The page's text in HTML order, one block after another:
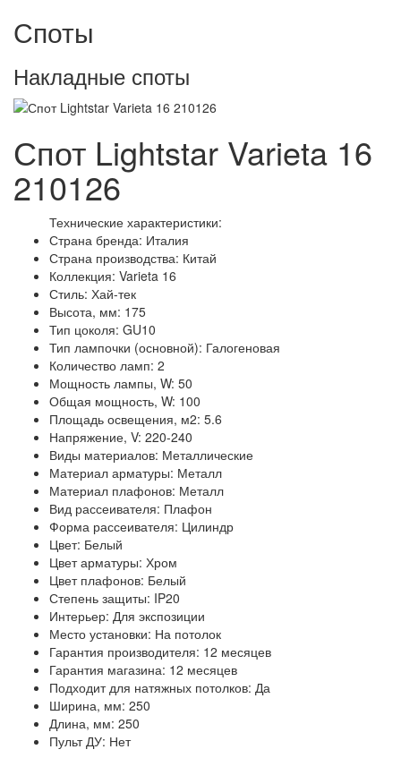
Споты
Накладные споты
Спот Lightstar Varieta 16
210126
Технические характеристики:
Страна бренда: Италия
Страна производства: Китай
Коллекция: Varieta 16
Стиль: Хай-тек
Высота, мм: 175
Тип цоколя: GU10
Тип лампочки (основной): Галогеновая
Количество ламп: 2
Мощность лампы, W: 50
Общая мощность, W: 100
Площадь освещения, м2: 5.6
Напряжение, V: 220-240
Виды материалов: Металлические
Материал арматуры: Металл
Материал плафонов: Металл
Вид рассеивателя: Плафон
Форма рассеивателя: Цилиндр
Цвет: Белый
Цвет арматуры: Хром
Цвет плафонов: Белый
Степень защиты: IP20
Интерьер: Для экспозиции
Место установки: На потолок
Гарантия производителя: 12 месяцев
Гарантия магазина: 12 месяцев
Подходит для натяжных потолков: Да
Ширина, мм: 250
Длина, мм: 250
Пульт ДУ: Нет